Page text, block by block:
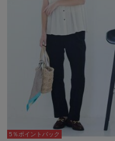
5％ポイントバック